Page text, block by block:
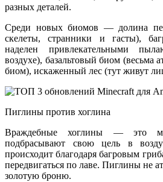
разных деталей.
Среди новых биомов — долина
скелеты, странники и гасты),
наделен привлекательными
воздухе), базальтовый биом (весьма
биом), искаженный лес (тут живут
Пиглины против хоглина
Враждебные хоглины — это
подбрасывают свою цель в
происходит благодаря багровым
передвигаться по лаве. Пиглины не
золотую броню.